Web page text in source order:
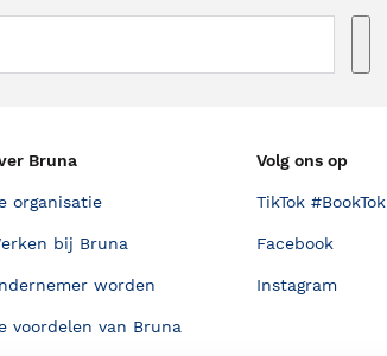
Bruna
organisatie
bij Bruna
worden
voordelen van Bruna
Volg ons op
TikTok #BookTok
Facebook
Instagram